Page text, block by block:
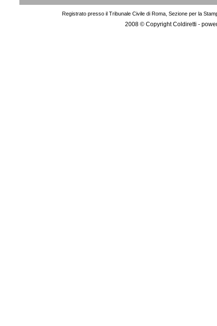
Registrato presso il Tribunale Civile di Roma, Sezione per la
2008 © Copyright Coldiretti -